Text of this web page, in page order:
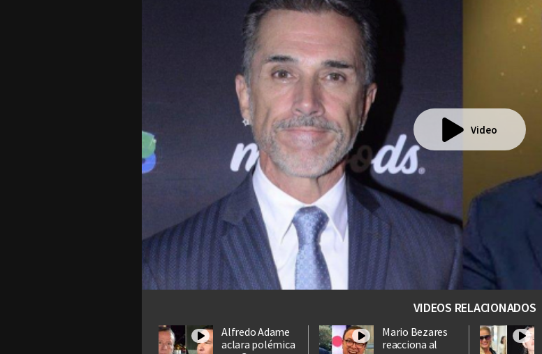
Video
VIDEOS RELACIONADOS
Alfredo Adame
aclara polémica
Mario Bezares
reacciona al